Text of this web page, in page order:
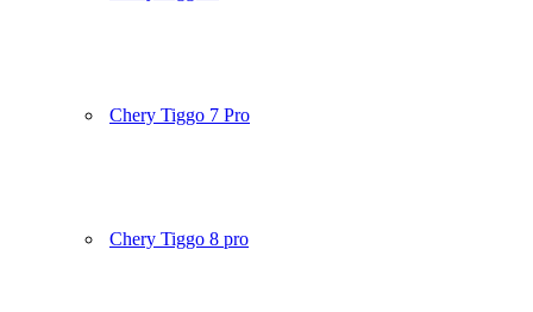
Chery Tiggo 7 Pro
Chery Tiggo 8 pro